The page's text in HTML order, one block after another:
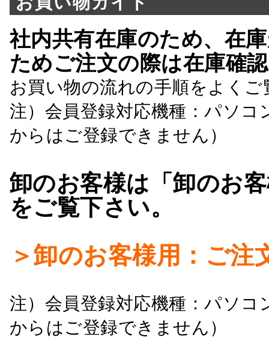
社内共有在庫のため、在
ためご注文の際は在庫確
お買い物の流れの手順をよくご
注）会員登録対応機種：パソ
からはご登録できません）
卸のお客様は「卸のお
をご覧下さい。
＞卸のお客様用：ご注
注）会員登録対応機種：パソ
からはご登録できません）